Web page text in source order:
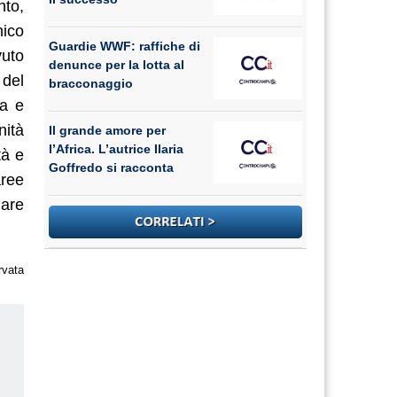
e
e
Guardie WWF: raffiche di
denunce per la lotta al
bracconaggio
Il grande amore per
l’Africa. L’autrice Ilaria
Goffredo si racconta